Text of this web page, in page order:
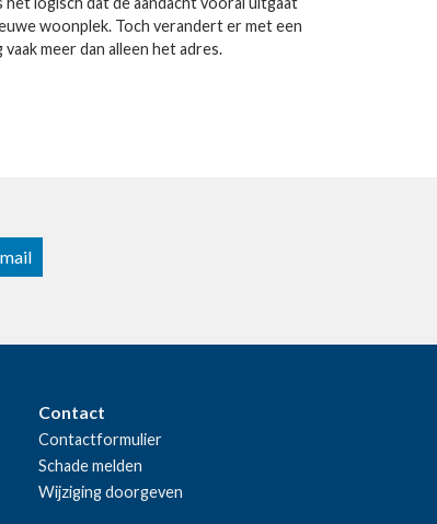
woonplek. Toch verandert er met een
vaak meer dan alleen het adres.
Contact
Contactformulier
Schade melden
Wijziging doorgeven